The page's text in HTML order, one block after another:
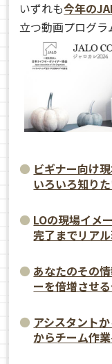
いずれも今年の
立つ動画プログラ
ビギナー向け
いろいろ知り
LOの現場イメ
完了までリア
あなたのその
ーを倍増させ
アシスタント
からチーム作